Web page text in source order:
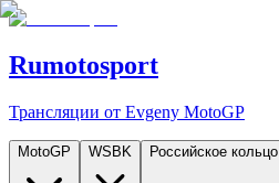
Rumotosport
Трансляции от Evgeny MotoGP
MotoGP WSBK Российское кольцо